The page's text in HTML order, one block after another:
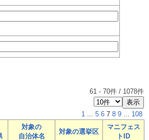
61 - 70件 / 1078件
1 ... 5 6 7 8 9 ... 108
対象の
自治体名
対象の選挙区
マニフェス
トID